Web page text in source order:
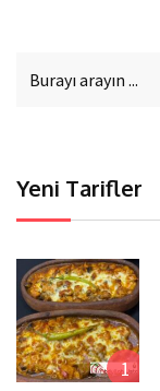
Yeni Tarifler
1